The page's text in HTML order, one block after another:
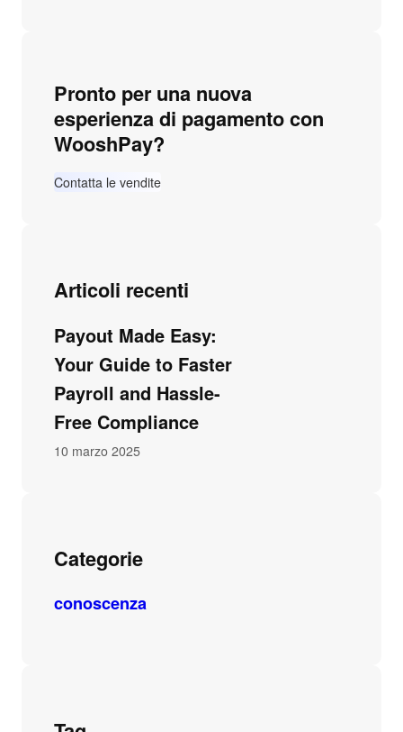
Pronto per una nuova
esperienza di pagamento con
WooshPay?
Contatta le vendite
Articoli recenti
Payout Made Easy:
Your Guide to Faster
Payroll and Hassle-
Free Compliance
10 marzo 2025
Categorie
conoscenza